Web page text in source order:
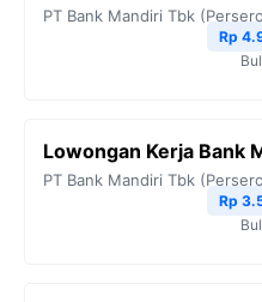
PT Bank Mandiri Tbk
Rp
Lowongan Kerja Bank
PT Bank Mandiri Tbk
Rp